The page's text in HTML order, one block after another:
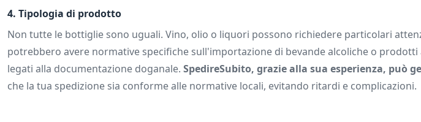
4. Tipologia di prodotto
Non tutte le bottiglie sono uguali. Vino, olio o liquori possono richiedere particolari
potrebbero avere normative specifiche sull'importazione di bevande alcoliche o
legati alla documentazione doganale. SpedireSubito, grazie alla sua esperienza, può
che la tua spedizione sia conforme alle normative locali, evitando ritardi e complicazioni.